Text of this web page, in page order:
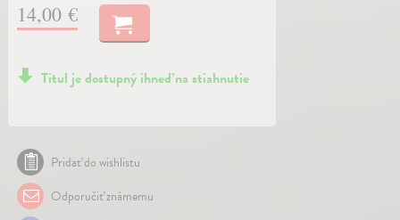
14,00 €
Titul je dostupný ihneď na stiahnutie
Pridať do wishlistu
Odporučiť známemu